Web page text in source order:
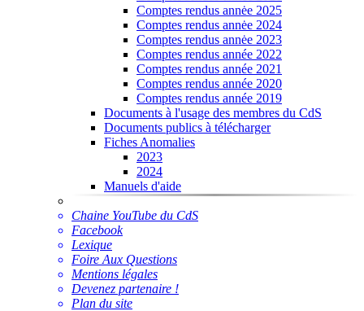
Comptes rendus annėe 2025
Comptes rendus annėe 2024
Comptes rendus annėe 2023
Comptes rendus année 2022
Comptes rendus année 2021
Comptes rendus année 2020
Comptes rendus année 2019
Documents à l'usage des membres du CdS
Documents publics à télécharger
Fiches Anomalies
2023
2024
Manuels d'aide
Chaine YouTube du CdS
Facebook
Lexique
Foire Aux Questions
Mentions légales
Devenez partenaire !
Plan du site